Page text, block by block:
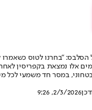
"בחרנו לטוס כשאמרו
אלו נמצאת בקפריסין
במסר חד משמעי לכל
2/3/2026, 9:26